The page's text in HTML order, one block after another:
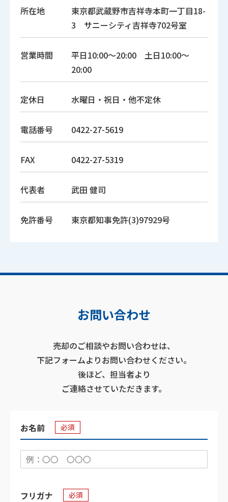
所在地
東京都武蔵野市吉祥寺本町一丁目18-
3 サニーシティ吉祥寺702号室
営業時間
平日10:00～20:00 土日10:00～
20:00
定休日 水曜日・祝日・他不定休
電話番号 0422-27-5619
FAX 0422-27-5319
代表者 武田 健司
免許番号 東京都知事免許(3)97929号
お問い合わせ
売却のご相談やお問い合わせは、
下記フォームよりお問い合わせください。
後ほど、担当者より
ご連絡させていただきます。
お名前 必須
フリガナ 必須